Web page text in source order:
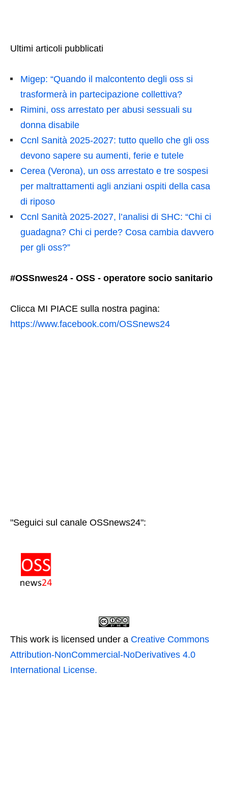
Ultimi articoli pubblicati
Migep: “Quando il malcontento degli oss si
trasformerà in partecipazione collettiva?
Rimini, oss arrestato per abusi sessuali su
donna disabile
Ccnl Sanità 2025-2027: tutto quello che gli oss
devono sapere su aumenti, ferie e tutele
Cerea (Verona), un oss arrestato e tre sospesi
per maltrattamenti agli anziani ospiti della casa
di riposo
Ccnl Sanità 2025-2027, l’analisi di SHC: “Chi ci
guadagna? Chi ci perde? Cosa cambia davvero
per gli oss?”
#OSSnwes24 - OSS - operatore socio sanitario
Clicca MI PIACE sulla nostra pagina:
https://www.facebook.com/OSSnews24
"Seguici sul canale OSSnews24":
This work is licensed under a Creative Commons
Attribution-NonCommercial-NoDerivatives 4.0
International License.